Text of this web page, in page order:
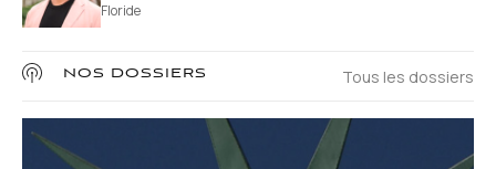
Floride
NOS DOSSIERS Tous les dossiers